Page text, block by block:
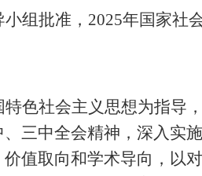
组批准， 2025年国家社
色社会主义思想为指导
三中全会精神，深入实
值取向和学术导向，以